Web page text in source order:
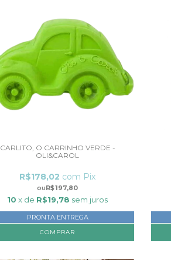
CARLITO, O CARRINHO VERDE -
OLI&CAROL
R$197,80
R$178,02 com Pix
10 x de R$19,78 sem juros
PRONTA ENTREGA